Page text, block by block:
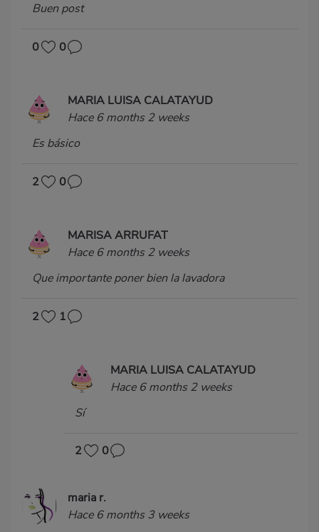
Buen post
0 0
MARIA LUISA CALATAYUD
Hace 6 months 2 weeks
Es básico
2 0
MARISA ARRUFAT
Hace 6 months 2 weeks
Que importante poner bien la lavadora
2 1
MARIA LUISA CALATAYUD
Hace 6 months 2 weeks
Sí
2 0
maria r.
Hace 6 months 3 weeks